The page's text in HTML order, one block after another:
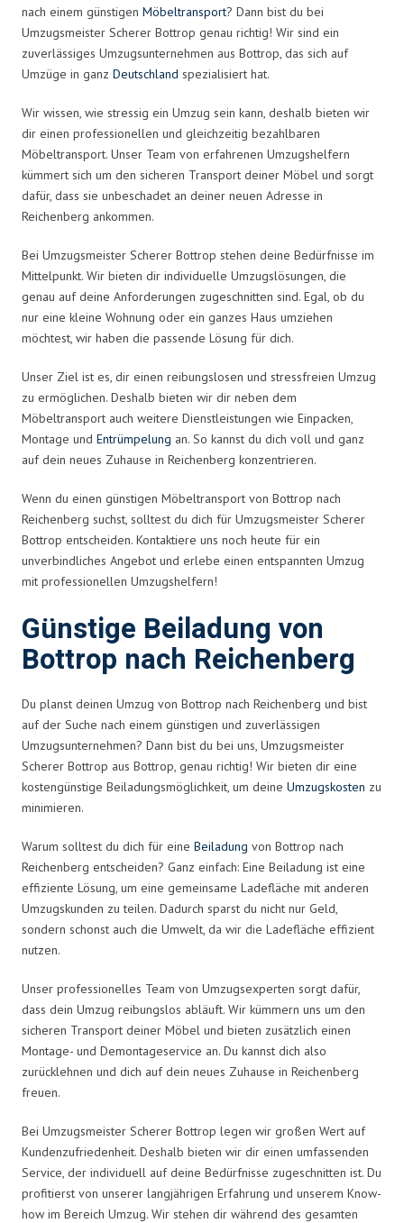
nach einem günstigen Möbeltransport? Dann bist du bei
Umzugsmeister Scherer Bottrop genau richtig! Wir sind ein
zuverlässiges Umzugsunternehmen aus Bottrop, das sich auf
Umzüge in ganz Deutschland spezialisiert hat.
Wir wissen, wie stressig ein Umzug sein kann, deshalb bieten wir
dir einen professionellen und gleichzeitig bezahlbaren
Möbeltransport. Unser Team von erfahrenen Umzugshelfern
kümmert sich um den sicheren Transport deiner Möbel und sorgt
dafür, dass sie unbeschadet an deiner neuen Adresse in
Reichenberg ankommen.
Bei Umzugsmeister Scherer Bottrop stehen deine Bedürfnisse im
Mittelpunkt. Wir bieten dir individuelle Umzugslösungen, die
genau auf deine Anforderungen zugeschnitten sind. Egal, ob du
nur eine kleine Wohnung oder ein ganzes Haus umziehen
möchtest, wir haben die passende Lösung für dich.
Unser Ziel ist es, dir einen reibungslosen und stressfreien Umzug
zu ermöglichen. Deshalb bieten wir dir neben dem
Möbeltransport auch weitere Dienstleistungen wie Einpacken,
Montage und Entrümpelung an. So kannst du dich voll und ganz
auf dein neues Zuhause in Reichenberg konzentrieren.
Wenn du einen günstigen Möbeltransport von Bottrop nach
Reichenberg suchst, solltest du dich für Umzugsmeister Scherer
Bottrop entscheiden. Kontaktiere uns noch heute für ein
unverbindliches Angebot und erlebe einen entspannten Umzug
mit professionellen Umzugshelfern!
Günstige Beiladung von
Bottrop nach Reichenberg
Du planst deinen Umzug von Bottrop nach Reichenberg und bist
auf der Suche nach einem günstigen und zuverlässigen
Umzugsunternehmen? Dann bist du bei uns, Umzugsmeister
Scherer Bottrop aus Bottrop, genau richtig! Wir bieten dir eine
kostengünstige Beiladungsmöglichkeit, um deine Umzugskosten zu
minimieren.
Warum solltest du dich für eine Beiladung von Bottrop nach
Reichenberg entscheiden? Ganz einfach: Eine Beiladung ist eine
effiziente Lösung, um eine gemeinsame Ladefläche mit anderen
Umzugskunden zu teilen. Dadurch sparst du nicht nur Geld,
sondern schonst auch die Umwelt, da wir die Ladefläche effizient
nutzen.
Unser professionelles Team von Umzugsexperten sorgt dafür,
dass dein Umzug reibungslos abläuft. Wir kümmern uns um den
sicheren Transport deiner Möbel und bieten zusätzlich einen
Montage- und Demontageservice an. Du kannst dich also
zurücklehnen und dich auf dein neues Zuhause in Reichenberg
freuen.
Bei Umzugsmeister Scherer Bottrop legen wir großen Wert auf
Kundenzufriedenheit. Deshalb bieten wir dir einen umfassenden
Service, der individuell auf deine Bedürfnisse zugeschnitten ist. Du
profitierst von unserer langjährigen Erfahrung und unserem Know-
how im Bereich Umzug. Wir stehen dir während des gesamten